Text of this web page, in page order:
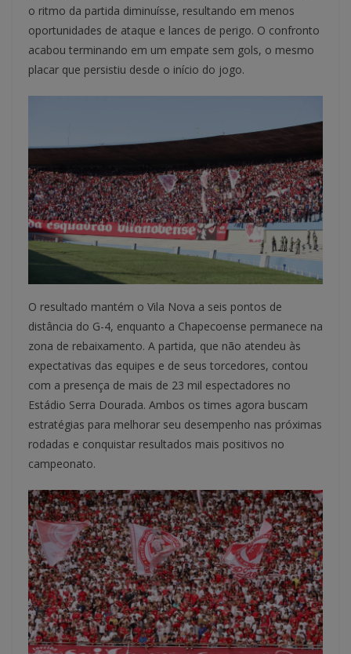
o ritmo da partida diminuísse, resultando em menos
oportunidades de ataque e lances de perigo. O confronto
acabou terminando em um empate sem gols, o mesmo
placar que persistiu desde o início do jogo.
O resultado mantém o Vila Nova a seis pontos de
distância do G-4, enquanto a Chapecoense permanece na
zona de rebaixamento. A partida, que não atendeu às
expectativas das equipes e de seus torcedores, contou
com a presença de mais de 23 mil espectadores no
Estádio Serra Dourada. Ambos os times agora buscam
estratégias para melhorar seu desempenho nas próximas
rodadas e conquistar resultados mais positivos no
campeonato.